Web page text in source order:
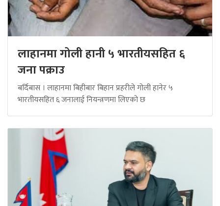
लाहानमा गोली हानी ५ भारतीयसहित ६
जना पक्राउ
बर्दिबास । लाहानमा बिहीबार बिहान प्रहरीले गोली हानेर ५
भारतीयसहित ६ जनालाई नियन्त्रणमा लिएको छ